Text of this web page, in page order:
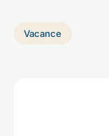
Vacance